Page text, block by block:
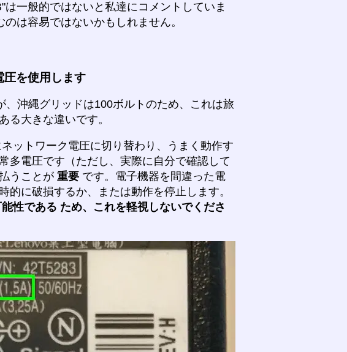
一般的ではないと私達にコメントしていま
は容易ではないかもしれません。
圧を使用します
沖縄グリッドは100ボルトのため、これは旅
る大きな違いです。
ットワーク電圧に切り替わり、うまく動作す
多電圧です（ただし、実際に自分で確認して
うことが 重要 です。電子機器を間違った電
に破損するか、または動作を停止します。
性である ため、これを軽視しないでくださ